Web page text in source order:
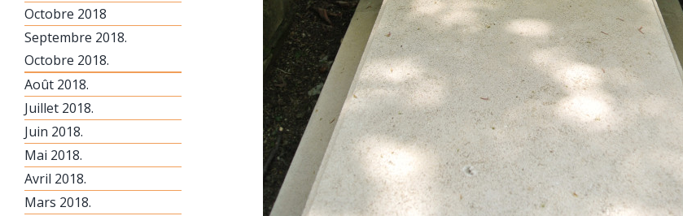
Octobre 2018
Septembre 2018.
Octobre 2018.
Août 2018.
Juillet 2018.
Juin 2018.
Mai 2018.
Avril 2018.
Mars 2018.